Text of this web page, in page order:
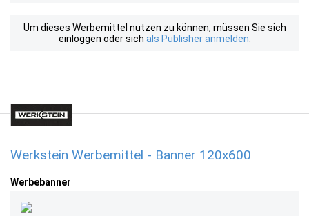
Um dieses Werbemittel nutzen zu können, müssen Sie sich
einloggen oder sich als Publisher anmelden
Werkstein Werbemittel - Banner 120x600
Werbebanner